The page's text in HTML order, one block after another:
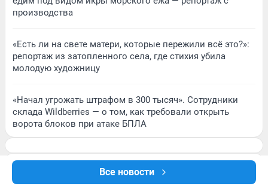
Все новости
производства
«Есть ли на свете матери, которые пережили всё это?»:
репортаж из затопленного села, где стихия убила
молодую художницу
«Начал угрожать штрафом в 300 тысяч». Сотрудники
склада Wildberries — о том, как требовали открыть
ворота блоков при атаке БПЛА